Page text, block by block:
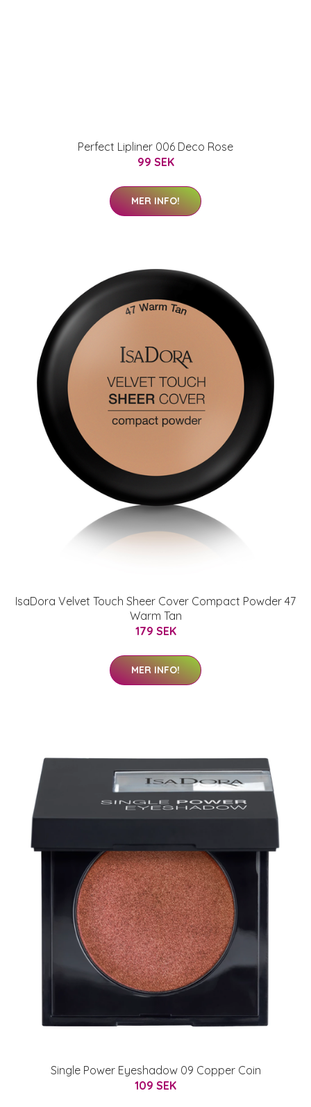
Perfect Lipliner 006 Deco Rose
99 SEK
MER INFO!
IsaDora Velvet Touch Sheer Cover Compact Powder 47
Warm Tan
179 SEK
MER INFO!
Single Power Eyeshadow 09 Copper Coin
109 SEK